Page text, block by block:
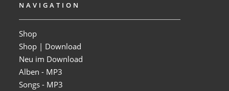
NAVIGATION
Shop
Shop | Download
Neu im Download
Alben - MP3
Songs - MP3